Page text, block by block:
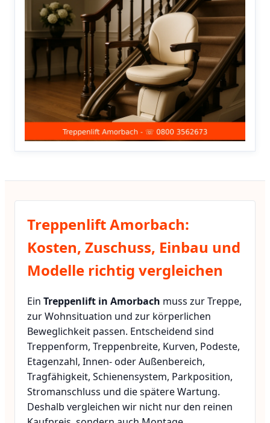
Treppenlift Amorbach:
Kosten, Zuschuss, Einbau und
Modelle richtig vergleichen
Ein Treppenlift in Amorbach muss zur Treppe,
zur Wohnsituation und zur körperlichen
Beweglichkeit passen. Entscheidend sind
Treppenform, Treppenbreite, Kurven, Podeste,
Etagenzahl, Innen- oder Außenbereich,
Tragfähigkeit, Schienensystem, Parkposition,
Stromanschluss und die spätere Wartung.
Deshalb vergleichen wir nicht nur den reinen